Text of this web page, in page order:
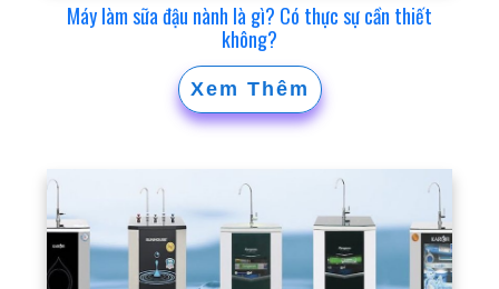
Máy làm sữa đậu nành là gì? Có thực sự cần thiết
không?
Xem Thêm